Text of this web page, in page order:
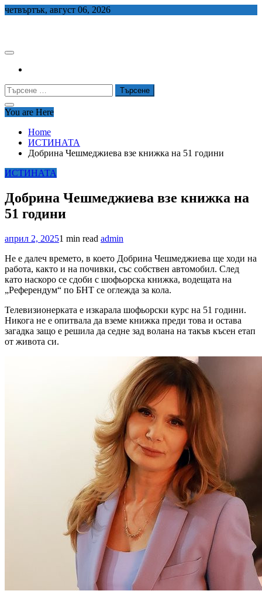
Skip
четвъртък, август 06, 2026
Търсене
за:
You are Here
Home
ИСТИНАТА
Добрина Чешмеджиева взе книжка на 51 години
ИСТИНАТА
Добрина Чешмеджиева взе книжка на
51 години
април 2, 20251 min read admin
Не е далеч времето, в което Добрина Чешмеджиева ще ходи на
работа, както и на почивки, със собствен автомобил. След
като наскоро се сдоби с шофьорска книжка, водещата на
„Референдум“ по БНТ се оглежда за кола.
Телевизионерката е изкарала шофьорски курс на 51 години.
Никога не е опитвала да вземе книжка преди това и остава
загадка защо е решила да седне зад волана на такъв късен етап
от живота си.